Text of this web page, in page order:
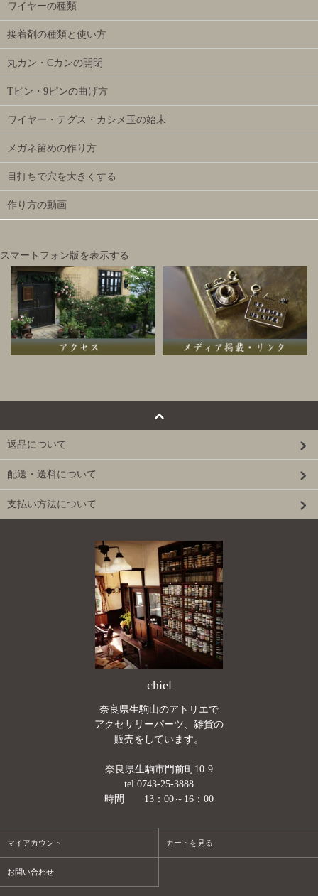
ワイヤーの種類
接着剤の種類と使い方
丸カン・Cカンの開閉
Tピン・9ピンの曲げ方
ワイヤー・テグス・カシメ玉の始末
メガネ留めの作り方
目打ちで穴を大きくする
作り方の動画
スマートフォン版を表示する
返品について
配送・送料について
支払い方法について
chiel
奈良県生駒山のアトリエで
アクセサリーパーツ、雑貨の
販売をしています。
奈良県生駒市門前町10-9
tel 0743-25-3888
時間 13：00～16：00
マイアカウント カートを見る
お問い合わせ